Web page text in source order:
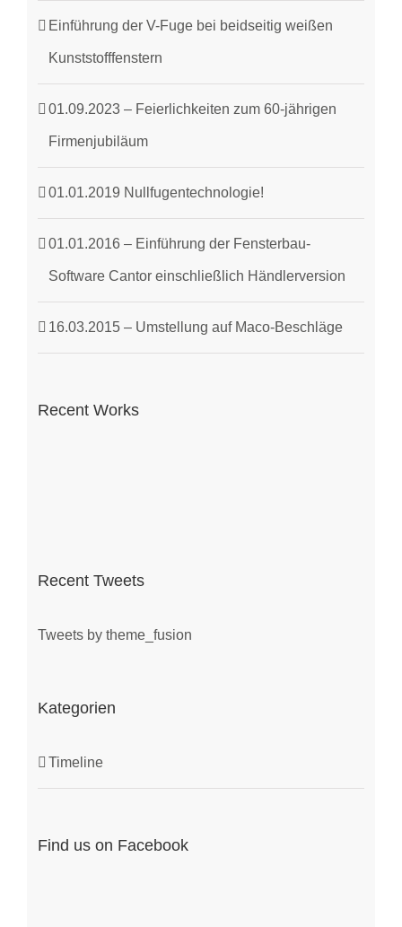
Einführung der V-Fuge bei beidseitig weißen
Kunststofffenstern
01.09.2023 – Feierlichkeiten zum 60-jährigen
Firmenjubiläum
01.01.2019 Nullfugentechnologie!
01.01.2016 – Einführung der Fensterbau-
Software Cantor einschließlich Händlerversion
16.03.2015 – Umstellung auf Maco-Beschläge
Recent Works
Recent Tweets
Tweets by theme_fusion
Kategorien
Timeline
Find us on Facebook